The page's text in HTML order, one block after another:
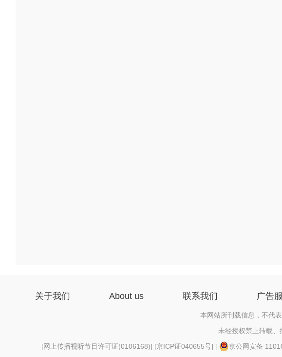
关于我们 About us 联系我们 广告
本网站所刊载信息，不代
未经授权禁止转载、
[网上传播视听节目许可证(0106168)] [京ICP证040655号] [ 京公网安备